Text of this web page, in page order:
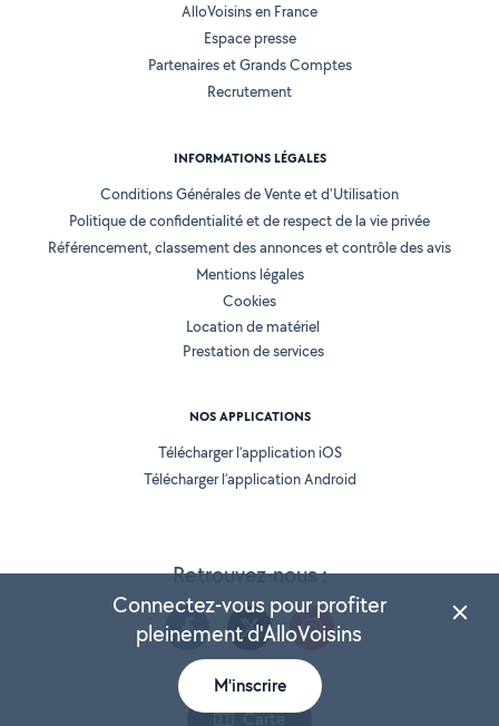
Carte
Retrouvez-nous :
AlloVoisins en France
Espace presse
Partenaires et Grands Comptes
Recrutement
INFORMATIONS LÉGALES
Conditions Générales de Vente et d'Utilisation
Politique de confidentialité et de respect de la vie privée
Référencement, classement des annonces et contrôle des avis
Mentions légales
Cookies
Location de matériel
Prestation de services
NOS APPLICATIONS
Télécharger l’application iOS
Télécharger l’application Android
Connectez-vous pour profiter
pleinement d'AlloVoisins
M'inscrire